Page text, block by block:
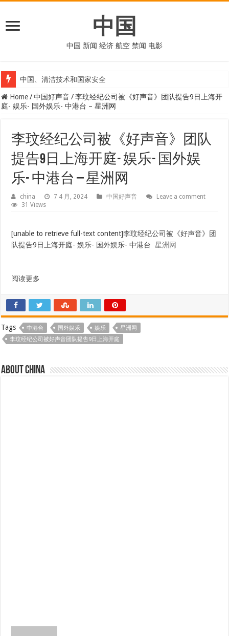
中国
中国 新闻 经济 航空 禁闻 电影
中国、清洁技术和国家安全
Home / 中国好声音 / 李玟经纪公司被《好声音》团队提告9日上海开
庭- 娱乐- 国外娱乐- 中港台 – 星洲网
李玟经纪公司被《好声音》团队
提告9日上海开庭- 娱乐- 国外娱
乐- 中港台 – 星洲网
china 7 4 月, 2024 中国好声音
Leave a comment
31 Views
[unable to retrieve full-text content]李玟经纪公司被《好声音》团
队提告9日上海开庭- 娱乐- 国外娱乐- 中港台 星洲网
阅读更多
Tags 中港台 国外娱乐 娱乐
星洲网
李玟经纪公司被好声音团队提告9日上海开庭
About china